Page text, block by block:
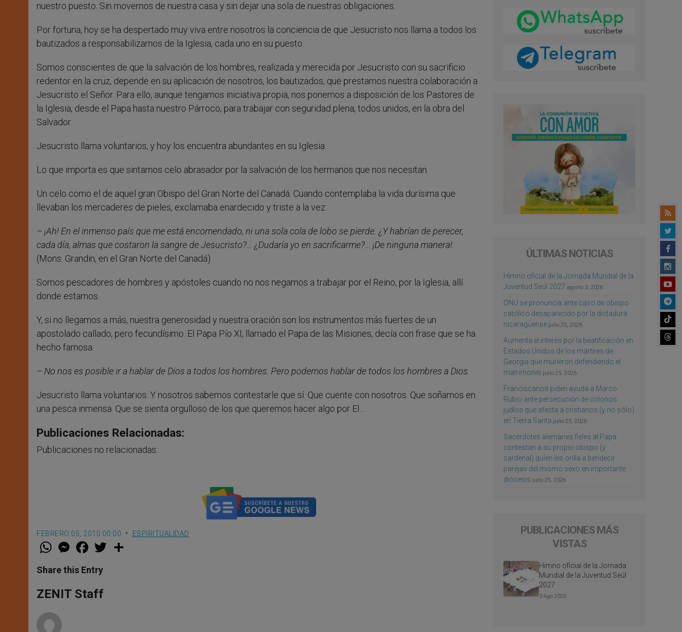
nuestro puesto. Sin movernos de nuestra casa y sin dejar una sola de nuestras obligaciones.
Por fortuna, hoy se ha despertado muy viva entre nosotros la conciencia de que Jesucristo nos llama a todos los
bautizados a responsabilizarnos de la Iglesia, cada uno en su puesto.
Somos conscientes de que la salvación de los hombres, realizada y merecida por Jesucristo con su sacrificio
redentor en la cruz, depende en su aplicación de nosotros, los bautizados, que prestamos nuestra colaboración a
Jesucristo el Señor. Para ello, aunque tengamos iniciativa propia, nos ponemos a disposición de los Pastores de
la Iglesia, desde el Papa hasta nuestro Párroco, para trabajar con seguridad plena, todos unidos, en la obra del
Salvador.
Jesucristo llama voluntarios, y hoy los encuentra abundantes en su Iglesia.
Lo que importa es que sintamos celo abrasador por la salvación de los hermanos que nos necesitan.
Un celo como el de aquel gran Obispo del Gran Norte del Canadá. Cuando contemplaba la vida durísima que
llevaban los mercaderes de pieles, exclamaba enardecido y triste a la vez:
– ¡Ah! En el inmenso país que me está encomendado, ni una sola cola de lobo se pierde. ¿Y habrían de perecer,
cada día, almas que costaron la sangre de Jesucristo?… ¿Dudaría yo en sacrificarme?… ¡De ninguna manera!.
(Mons. Grandin, en el Gran Norte del Canadá)
Somos pescadores de hombres y apóstoles cuando no nos negamos a trabajar por el Reino, por la Iglesia, allí
donde estamos.
Y, si no llegamos a más, nuestra generosidad y nuestra oración son los instrumentos más fuertes de un
apostolado callado, pero fecundísimo. El Papa Pío XI, llamado el Papa de las Misiones, decía con frase que se ha
hecho famosa:
– No nos es posible ir a hablar de Dios a todos los hombres. Pero podemos hablar de todos los hombres a Dios.
Jesucristo llama voluntarios. Y nosotros sabemos contestarle que sí. Que cuente con nosotros. Que soñamos en
una pesca inmensa. Que se sienta orgulloso de los que queremos hacer algo por El…
Publicaciones Relacionadas:
Publicaciones no relacionadas.
FEBRERO 05, 2010 00:00 ESPIRITUALIDAD
W
t
s
p
p
M
e
s
e
g
e
F
a
e
b
o
k
w
Share this Entry
ZENIT Staff
ÚLTIMAS NOTICIAS
Himno oficial de la Jornada Mundial de la
Juventud Seúl 2027 agosto 3, 2026
ONU se pronuncia ante caso de obispo
católico desaparecido por la dictadura
nicaragüense julio 25, 2026
Aumenta el interés por la beatificación en
Estados Unidos de los mártires de
Georgia que murieron defendiendo el
matrimonio julio 25, 2026
Franciscanos piden ayuda a Marco
Rubio ante persecución de colonos
judíos que afecta a cristianos (y no sólo)
en Tierra Santa julio 25, 2026
Sacerdotes alemanes fieles al Papa
contestan a su propio obispo (y
cardenal) quien les orilla a bendecir
parejas del mismo sexo en importante
diócesis julio 25, 2026
PUBLICACIONES MÁS
VISTAS
Himno oficial de la Jornada
Mundial de la Juventud Seúl
2027
3 Ago 2026